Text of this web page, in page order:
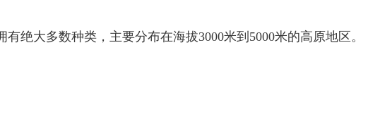
大多数种类，主要分布在海拔3000米到5000米的高原地区。